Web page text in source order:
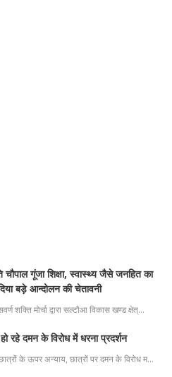
चौपाल गूंजा शिक्षा, स्वास्थ्य जैसे जनहित का
बड़े आन्दोलन की चेतावनी
शक्ति मोर्चा द्वारा सल्टौआ विकास खण्ड क्षेत्…
रहे दमन के विरोध में धरना प्रदर्शन
के ऊपर अन्याय, छात्रों पर दमन के विरोध म…